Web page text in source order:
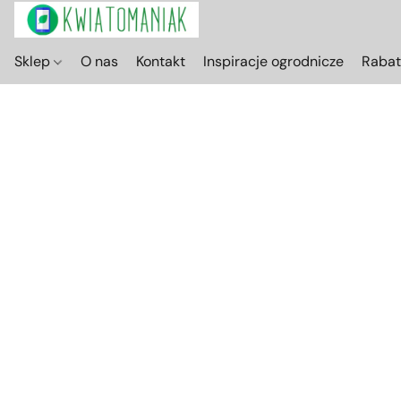
Sklep O nas Kontakt Inspiracje ogrodnicze